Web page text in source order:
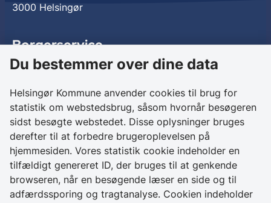
3000 Helsingør
Borgerservice
Birkedalsvej 27
Kontakt os
+ 45 49 28 28 28
CVR 64 50 20 18
Skriv sikkert til
Du bestemmer over dine data
Helsingør Kommune anvender cookies til brug for
statistik om webstedsbrug, såsom hvornår besøgeren
sidst besøgte webstedet. Disse oplysninger bruges
derefter til at forbedre brugeroplevelsen på
hjemmesiden. Vores statistik cookie indeholder en
tilfældigt genereret ID, der bruges til at genkende
browseren, når en besøgende læser en side og til
adfærdssporing og tragtanalyse. Cookien indeholder